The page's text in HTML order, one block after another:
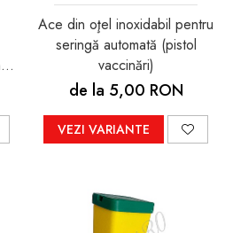
Ace din oţel inoxidabil pentru
seringă automată (pistol
vaccinări)
de la 5,00 RON
VEZI VARIANTE